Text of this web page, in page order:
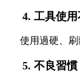
4. 工具使用
使用過硬、
5. 不良習慣